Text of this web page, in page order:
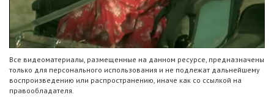
Все видеоматериалы, размещенные на данном ресурсе, предназначены
только для персонального использования и не подлежат дальнейшему
воспроизведению или распространению, иначе как со ссылкой на
правообладателя.